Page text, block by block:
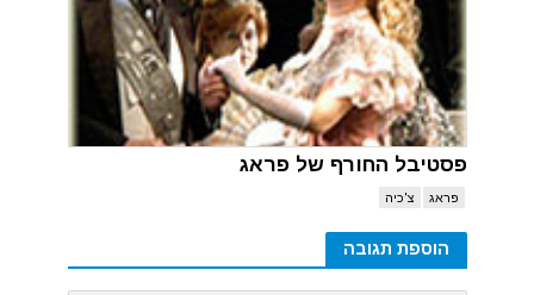
פסטיבל החורף של פראג
פראג צ'כיה
הוספת תגובה